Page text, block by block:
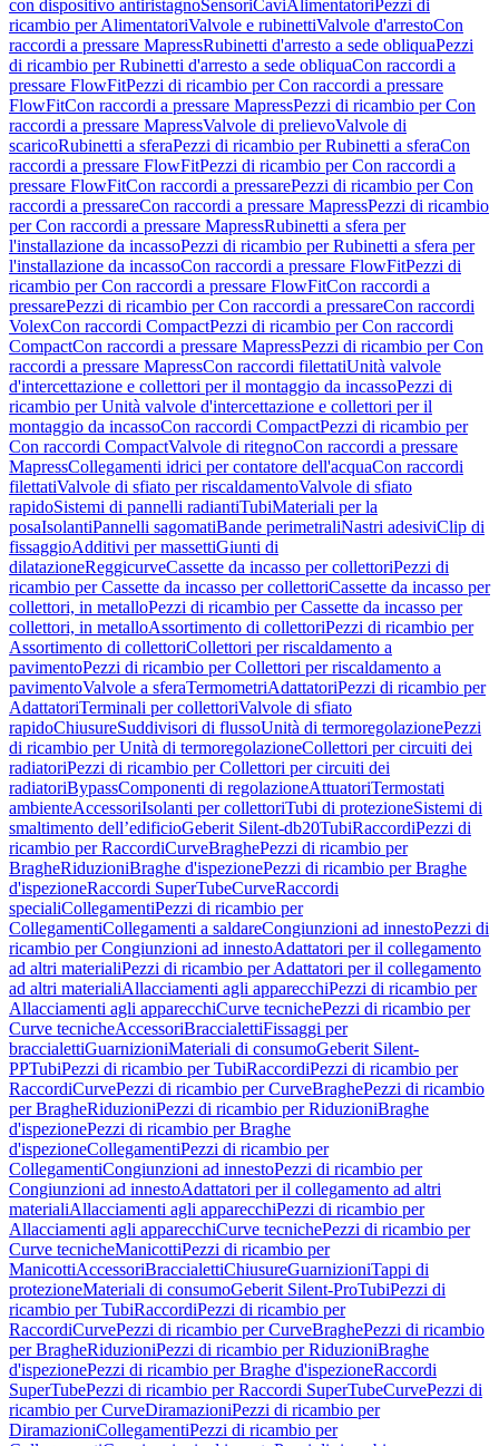
con dispositivo antiristagnoSensoriCaviAlimentatori Pezzi di
ricambio per AlimentatoriValvole e rubinettiValvole d'arrestoCon
raccordi a pressare MapressRubinetti d'arresto a sede obliquaPezzi
di ricambio per Rubinetti d'arresto a sede obliquaCon raccordi a
pressare FlowFitPezzi di ricambio per Con raccordi a pressare
FlowFitCon raccordi a pressare MapressPezzi di ricambio per Con
raccordi a pressare MapressValvole di prelievoValvole di
scaricoRubinetti a sferaPezzi di ricambio per Rubinetti a sferaCon
raccordi a pressare FlowFitPezzi di ricambio per Con raccordi a
pressare FlowFitCon raccordi a pressarePezzi di ricambio per Con
raccordi a pressareCon raccordi a pressare MapressPezzi di ricambio
per Con raccordi a pressare MapressRubinetti a sfera per
l'installazione da incassoPezzi di ricambio per Rubinetti a sfera per
l'installazione da incassoCon raccordi a pressare FlowFitPezzi di
ricambio per Con raccordi a pressare FlowFitCon raccordi a
pressarePezzi di ricambio per Con raccordi a pressareCon raccordi
VolexCon raccordi CompactPezzi di ricambio per Con raccordi
CompactCon raccordi a pressare MapressPezzi di ricambio per Con
raccordi a pressare MapressCon raccordi filettatiUnità valvole
d'intercettazione e collettori per il montaggio da incassoPezzi di
ricambio per Unità valvole d'intercettazione e collettori per il
montaggio da incassoCon raccordi CompactPezzi di ricambio per
Con raccordi CompactValvole di ritegnoCon raccordi a pressare
MapressCollegamenti idrici per contatore dell'acquaCon raccordi
filettatiValvole di sfiato per riscaldamentoValvole di sfiato
rapidoSistemi di pannelli radiantiTubiMateriali per la
posaIsolantiPannelli sagomatiBande perimetraliNastri adesiviClip di
fissaggioAdditivi per massettiGiunti di
dilatazioneReggicurveCassette da incasso per collettoriPezzi di
ricambio per Cassette da incasso per collettoriCassette da incasso per
collettori, in metalloPezzi di ricambio per Cassette da incasso per
collettori, in metalloAssortimento di collettoriPezzi di ricambio per
Assortimento di collettoriCollettori per riscaldamento a
pavimentoPezzi di ricambio per Collettori per riscaldamento a
pavimentoValvole a sferaTermometriAdattatoriPezzi di ricambio per
AdattatoriTerminali per collettoriValvole di sfiato
rapidoChiusureSuddivisori di flussoUnità di termoregolazionePezzi
di ricambio per Unità di termoregolazioneCollettori per circuiti dei
radiatoriPezzi di ricambio per Collettori per circuiti dei
radiatoriBypassComponenti di regolazioneAttuatoriTermostati
ambienteAccessoriIsolanti per collettoriTubi di protezioneSistemi di
smaltimento dell’edificioGeberit Silent-db20TubiRaccordiPezzi di
ricambio per RaccordiCurveBraghePezzi di ricambio per
BragheRiduzioniBraghe d'ispezionePezzi di ricambio per Braghe
d'ispezioneRaccordi SuperTubeCurveRaccordi
specialiCollegamentiPezzi di ricambio per
CollegamentiCollegamenti a saldareCongiunzioni ad innestoPezzi di
ricambio per Congiunzioni ad innestoAdattatori per il collegamento
ad altri materialiPezzi di ricambio per Adattatori per il collegamento
ad altri materialiAllacciamenti agli apparecchiPezzi di ricambio per
Allacciamenti agli apparecchiCurve tecnichePezzi di ricambio per
Curve tecnicheAccessoriBraccialettiFissaggi per
braccialettiGuarnizioniMateriali di consumoGeberit Silent-
PPTubiPezzi di ricambio per TubiRaccordiPezzi di ricambio per
RaccordiCurvePezzi di ricambio per CurveBraghePezzi di ricambio
per BragheRiduzioniPezzi di ricambio per RiduzioniBraghe
d'ispezionePezzi di ricambio per Braghe
d'ispezioneCollegamentiPezzi di ricambio per
CollegamentiCongiunzioni ad innestoPezzi di ricambio per
Congiunzioni ad innestoAdattatori per il collegamento ad altri
materialiAllacciamenti agli apparecchiPezzi di ricambio per
Allacciamenti agli apparecchiCurve tecnichePezzi di ricambio per
Curve tecnicheManicottiPezzi di ricambio per
ManicottiAccessoriBraccialettiChiusureGuarnizioniTappi di
protezioneMateriali di consumoGeberit Silent-ProTubiPezzi di
ricambio per TubiRaccordiPezzi di ricambio per
RaccordiCurvePezzi di ricambio per CurveBraghePezzi di ricambio
per BragheRiduzioniPezzi di ricambio per RiduzioniBraghe
d'ispezionePezzi di ricambio per Braghe d'ispezioneRaccordi
SuperTubePezzi di ricambio per Raccordi SuperTubeCurvePezzi di
ricambio per CurveDiramazioniPezzi di ricambio per
DiramazioniCollegamentiPezzi di ricambio per